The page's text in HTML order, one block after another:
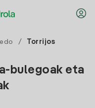
/ Torrijos
bulegoak eta